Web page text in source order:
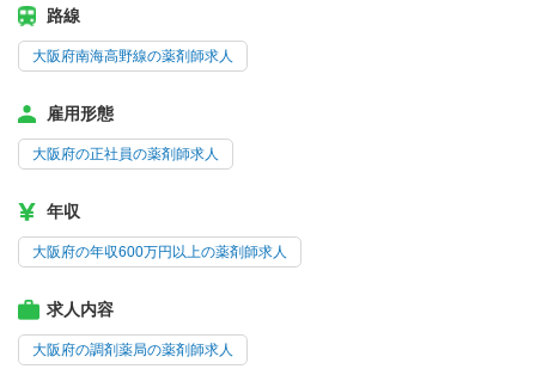
路線
大阪府南海高野線の薬剤師求人
雇用形態
大阪府の正社員の薬剤師求人
年収
大阪府の年収600万円以上の薬剤師求人
求人内容
大阪府の調剤薬局の薬剤師求人